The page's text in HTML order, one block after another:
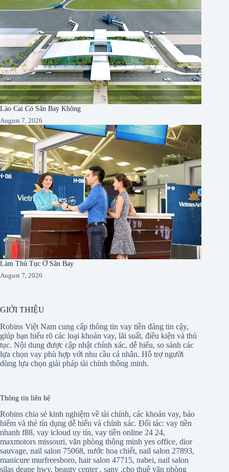
Lào Cai Có Sân Bay Không
August 7, 2026
Làm Thủ Tục Ở Sân Bay
August 7, 2026
GIỚI THIỆU
Robins Việt Nam cung cấp thông tin vay tiền đáng tin cậy,
giúp bạn hiểu rõ các loại khoản vay, lãi suất, điều kiện và thủ
tục. Nội dung được cập nhật chính xác, dễ hiểu, so sánh các
lựa chọn vay phù hợp với nhu cầu cá nhân. Hỗ trợ người
dùng lựa chọn giải pháp tài chính thông minh.
Thông tin liên hệ
Robins chia sẻ kinh nghiệm về tài chính, các khoản vay, bảo
hiểm và thẻ tín dụng dễ hiểu và chính xác. Đối tác: vay tiền
nhanh f88, vay icloud uy tín, vay tiền online 24 24,
maxmotors missouri, văn phòng thông minh yes office, dior
sauvage, nail salon 75068, nước hoa chiết, nail salon 27893,
manicure murfreesboro, hair salon 47715, nabei, nail salon
silas deane hwy, beauty center, sany ,cho thuê văn phòng